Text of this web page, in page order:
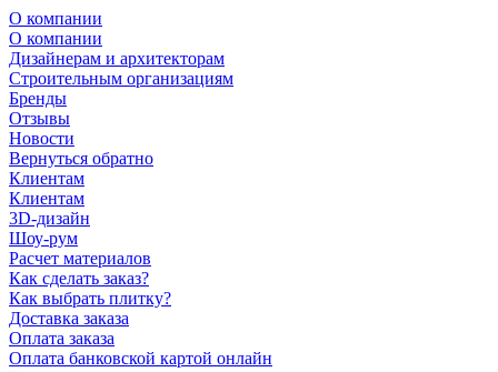
О компании
О компании
Дизайнерам и архитекторам
Строительным организациям
Бренды
Отзывы
Новости
Вернуться обратно
Клиентам
Клиентам
3D-дизайн
Шоу-рум
Расчет материалов
Как сделать заказ?
Как выбрать плитку?
Доставка заказа
Оплата заказа
Оплата банковской картой онлайн